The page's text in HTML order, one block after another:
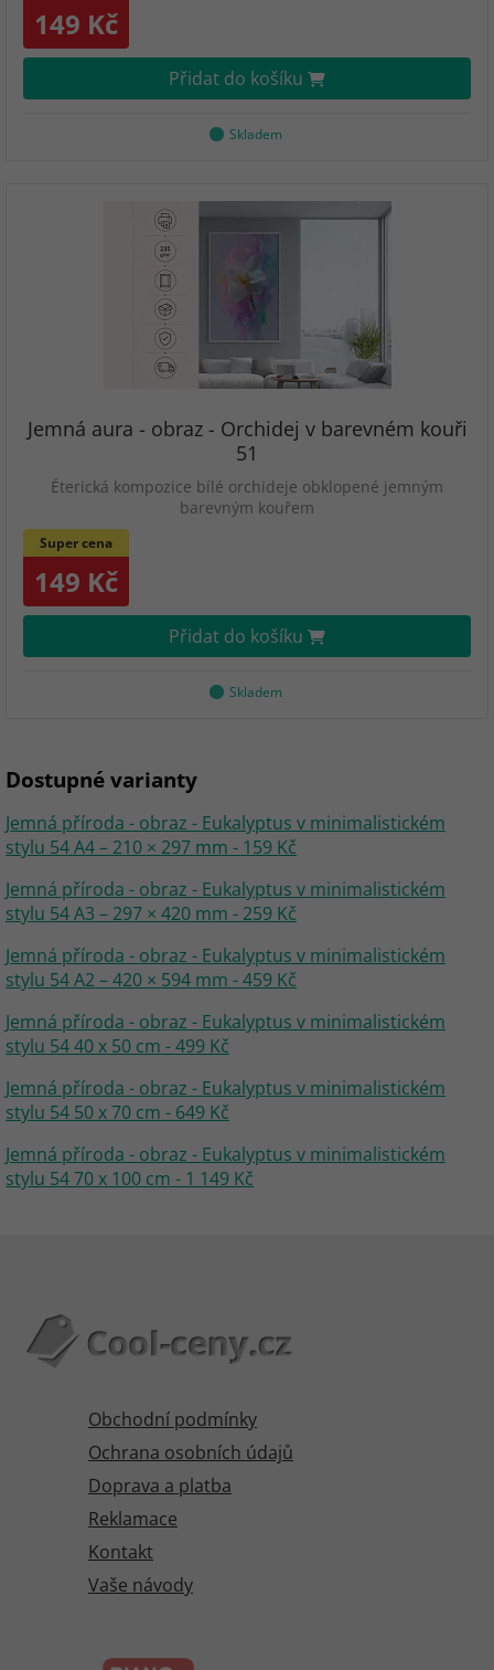
149 Kč
Přidat do košíku
Skladem
Jemná aura - obraz - Orchidej v barevném kouři
51
Éterická kompozice bílé orchideje obklopené jemným
barevným kouřem
Super cena
149 Kč
Přidat do košíku
Skladem
Dostupné varianty
Jemná příroda - obraz - Eukalyptus v minimalistickém
stylu 54 A4 – 210 × 297 mm - 159 Kč
Jemná příroda - obraz - Eukalyptus v minimalistickém
stylu 54 A3 – 297 × 420 mm - 259 Kč
Jemná příroda - obraz - Eukalyptus v minimalistickém
stylu 54 A2 – 420 × 594 mm - 459 Kč
Jemná příroda - obraz - Eukalyptus v minimalistickém
stylu 54 40 x 50 cm - 499 Kč
Jemná příroda - obraz - Eukalyptus v minimalistickém
stylu 54 50 x 70 cm - 649 Kč
Jemná příroda - obraz - Eukalyptus v minimalistickém
stylu 54 70 x 100 cm - 1 149 Kč
Obchodní podmínky
Ochrana osobních údajů
Doprava a platba
Reklamace
Kontakt
Vaše návody